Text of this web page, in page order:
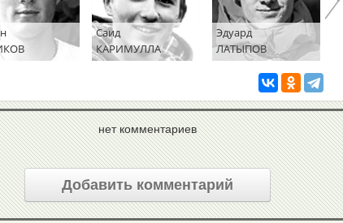
Саид
КАРИМУЛЛА
Эдуард
ЛАТЫПОВ
нет комментариев
Добавить комментарий